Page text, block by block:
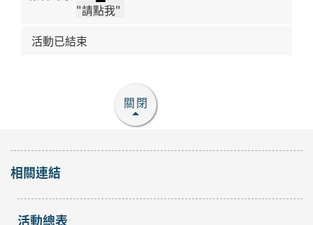
"請點我"
活動已結束
關閉
相關連結
活動總表